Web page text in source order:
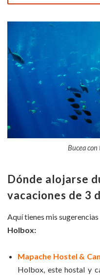
Bucea
Dónde alojarse
vacaciones de 3
Aquí tienes mis sugerencias
Holbox:
Mapache Hostel &
Holbox, este hostal y